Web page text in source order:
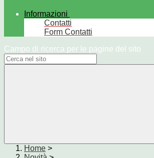
Informazioni
Contatti
Form Contatti
Campo di ricerca per le pagine del sito
Home >